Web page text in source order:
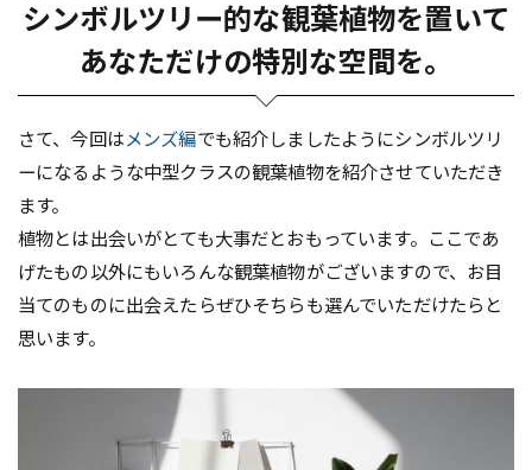
シンボルツリー的な観葉植物を置いて
あなただけの特別な空間を。
さて、今回は メンズ編でも紹介しましたようにシンボルツリ
ーになるような中型クラスの観葉植物を紹介させていただき
ます。
植物とは出会いがとても大事だとおもっています。ここであ
げたもの以外にもいろんな観葉植物がございますので、お目
当てのものに出会えたらぜひそちらも選んでいただけたらと
思います。